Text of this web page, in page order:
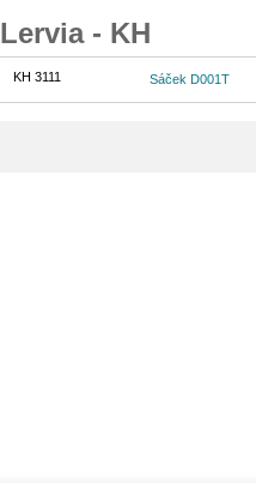
Lervia - KH
KH 3111 Sáček D001T